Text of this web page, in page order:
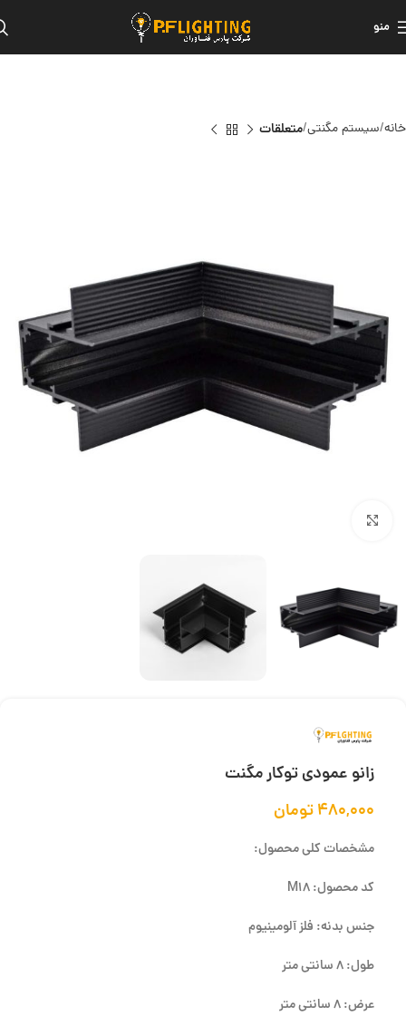
منو
خانه سیستم مگنتی متعلقات
زانو عمودی توکار مگنت
۴۸۰,۰۰۰تومان
مشخصات کلی محصول:
کد محصول: M18
جنس بدنه: فلز آلومینیوم
طول: 8 سانتی متر
عرض: 8 سانتی متر